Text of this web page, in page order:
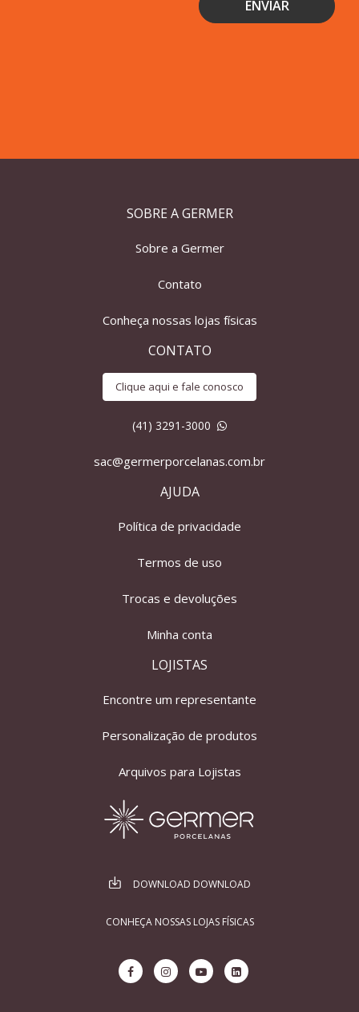
SOBRE A GERMER
Sobre a Germer
Contato
Conheça nossas lojas físicas
CONTATO
Clique aqui e fale conosco
(41) 3291-3000
sac@germerporcelanas.com.br
AJUDA
Política de privacidade
Termos de uso
Trocas e devoluções
Minha conta
LOJISTAS
Encontre um representante
Personalização de produtos
Arquivos para Lojistas
DOWNLOAD DOWNLOAD
CONHEÇA NOSSAS LOJAS FÍSICAS